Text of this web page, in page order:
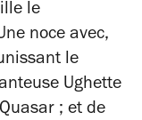
le
noce avec,
le
Ughette
; et de